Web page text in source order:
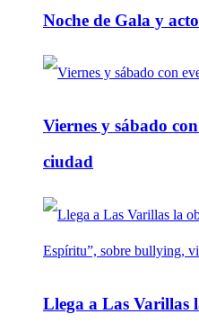
Noche de Gala y
Viernes y sábado
ciudad
Llega a Las Varillas